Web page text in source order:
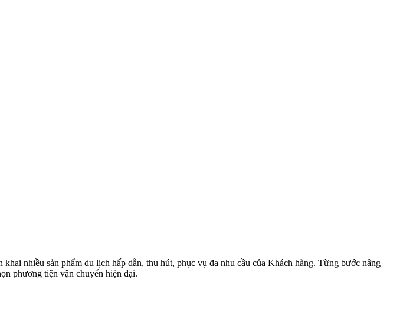
nhiều sản phẩm du lịch hấp dẫn, thu hút, phục vụ đa nhu cầu của Khách hàng. Từng bước nâng
phương tiện vận chuyển hiện đại.